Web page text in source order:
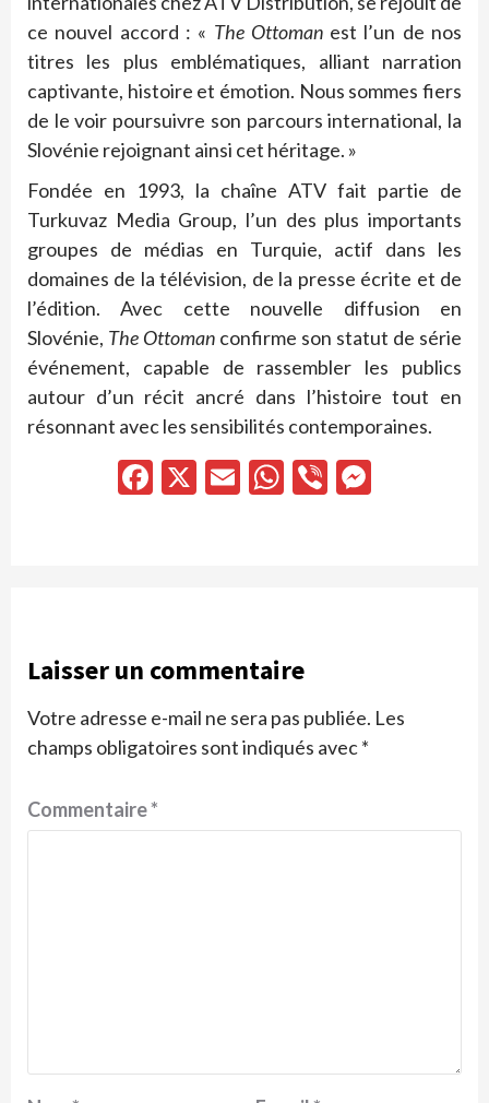
ce nouvel accord : « The Ottomanest l’un de nos
titres les plus emblématiques, alliant narration
captivante, histoire et émotion. Nous sommes fiers
de le voir poursuivre son parcours international, la
Slovénie rejoignant ainsi cet héritage. »
Fondée en 1993, la chaîne ATV fait partie de
Turkuvaz Media Group, l’un des plus importants
groupes de médias en Turquie, actif dans les
domaines de la télévision, de la presse écrite et de
l’édition. Avec cette nouvelle diffusion en
Slovénie, The Ottoman confirme son statut de série
événement, capable de rassembler les publics
autour d’un récit ancré dans l’histoire tout en
résonnant avec les sensibilités contemporaines.
Facebook
X EmailWhatsApp
Viber
Laisser un commentaire
Votre adresse e-mail ne sera pas publiée. Les
champs obligatoires sont indiqués avec*
Commentaire*